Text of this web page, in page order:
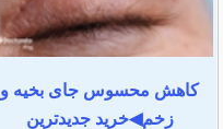
کاهش محسوس جای بخیه و
زخم◀خرید جدیدترین